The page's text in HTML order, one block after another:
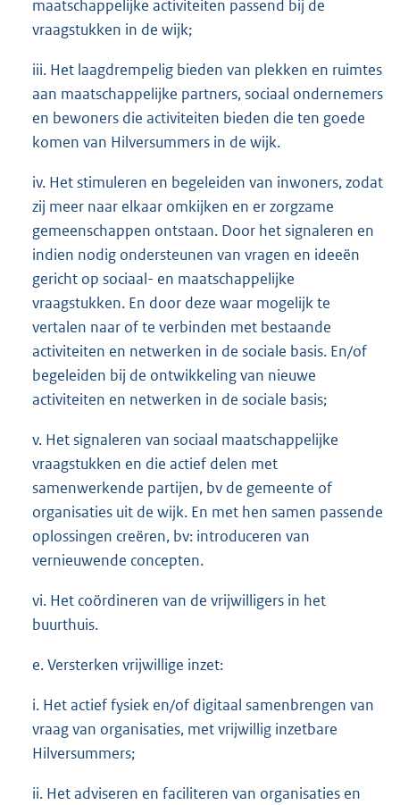
maatschappelijke activiteiten passend bij de
vraagstukken in de wijk;
iii. Het laagdrempelig bieden van plekken en ruimtes
aan maatschappelijke partners, sociaal ondernemers
en bewoners die activiteiten bieden die ten goede
komen van Hilversummers in de wijk.
iv. Het stimuleren en begeleiden van inwoners, zodat
zij meer naar elkaar omkijken en er zorgzame
gemeenschappen ontstaan. Door het signaleren en
indien nodig ondersteunen van vragen en ideeën
gericht op sociaal- en maatschappelijke
vraagstukken. En door deze waar mogelijk te
vertalen naar of te verbinden met bestaande
activiteiten en netwerken in de sociale basis. En/of
begeleiden bij de ontwikkeling van nieuwe
activiteiten en netwerken in de sociale basis;
v. Het signaleren van sociaal maatschappelijke
vraagstukken en die actief delen met
samenwerkende partijen, bv de gemeente of
organisaties uit de wijk. En met hen samen passende
oplossingen creëren, bv: introduceren van
vernieuwende concepten.
vi. Het coördineren van de vrijwilligers in het
buurthuis.
e. Versterken vrijwillige inzet:
i. Het actief fysiek en/of digitaal samenbrengen van
vraag van organisaties, met vrijwillig inzetbare
Hilversummers;
ii. Het adviseren en faciliteren van organisaties en